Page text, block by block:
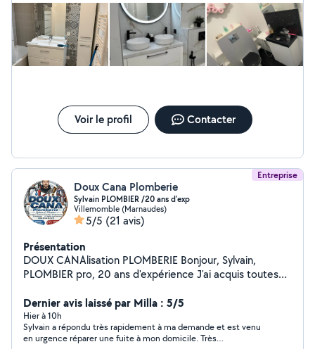
plusieurs semaines, son professionnalisme et sa réactivité
nous ont permis de rouvrir dès le lendemain matin. Youssef est
resté jusqu’à 6h du matin pour s’assurer que tout soit remis en
état, montrant un dévouement et une détermination
incroyables. Agréable, efficace et très professionnel, il a su
nous rassurer et gérer cette situation d’urgence avec brio.
Voir le profil Contacter
Entreprise
Doux Cana Plomberie
Sylvain PLOMBIER /20 ans d'exp
Villemomble (Marnaudes)
5/5 (21 avis)
Présentation
DOUX CANAlisation PLOMBERIE Bonjour, Sylvain,
PLOMBIER pro, 20 ans d'expérience J'ai acquis toutes
garantir de réaliser vos projets, vos urgences... Je
m'adapte à vos besoins et à votre budget.. Un devis
gratuit clair et transparent vous sera fourni.
L'intervention, le chantier sont garantis et mon travail
Dernier avis laissé par Milla : 5/5
Hier à 10h
Sylvain a répondu très rapidement à ma demande et est venu
en urgence réparer une fuite à mon domicile. Très